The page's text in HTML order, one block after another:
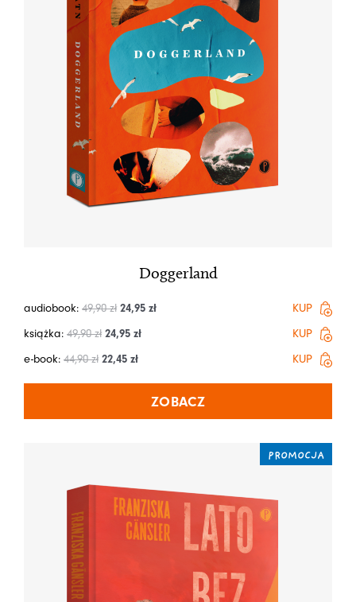
Doggerland
audiobook: 49,90zł 24,95 zł
KUP
książka: 49,90zł 24,95 zł
KUP
e-book: 44,90zł 22,45 zł KUP
ZOBACZ
PROMOCJA